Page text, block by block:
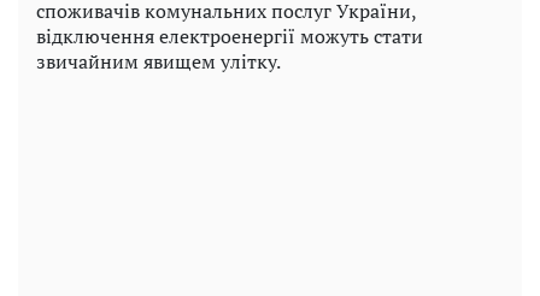
споживачів комунальних послуг України,
відключення електроенергії можуть стати
звичайним явищем улітку.